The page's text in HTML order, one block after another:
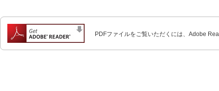
PDFファイルをご覧いただくには、Adobe